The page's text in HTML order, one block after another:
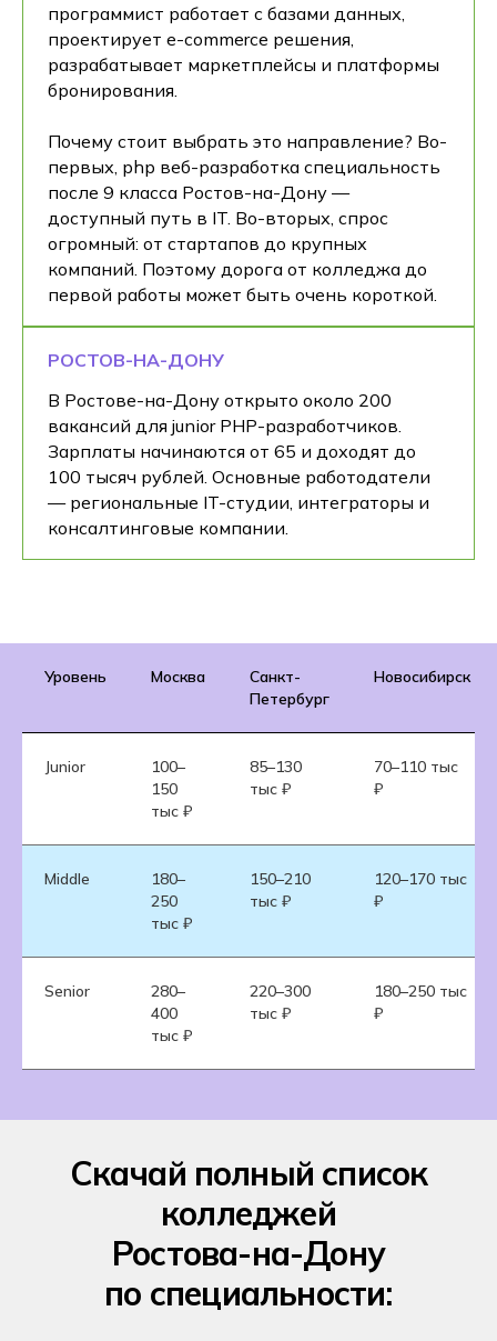
программист работает с базами данных,
проектирует e-commerce решения,
разрабатывает маркетплейсы и платформы
бронирования.
Почему стоит выбрать это направление? Во-
первых, php веб-разработка специальность
после 9 класса Ростов-на-Дону —
доступный путь в IT. Во-вторых, спрос
огромный: от стартапов до крупных
компаний. Поэтому дорога от колледжа до
первой работы может быть очень короткой.
РОСТОВ-НА-ДОНУ
В Ростове-на-Дону открыто около 200
вакансий для junior PHP-разработчиков.
Зарплаты начинаются от 65 и доходят до
100 тысяч рублей. Основные работодатели
— региональные IT-студии, интеграторы и
консалтинговые компании.
Уровень Москва
Санкт-
Петербург
Новосибирск
Junior
100–
150
тыс ₽
85–130
тыс ₽
70–110 тыс
₽
Middle
180–
250
тыс ₽
150–210
тыс ₽
120–170 тыс
₽
Senior
280–
400
тыс ₽
220–300
тыс ₽
180–250 тыс
₽
Скачай полный список
колледжей
Ростова-на-Дону
по специальности: